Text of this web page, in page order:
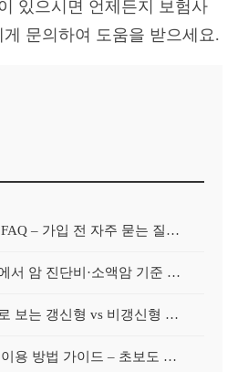
있으시면 언제든지 보험사
게 문의하여 도움을 받으세요.
암보험비교사이트 FAQ – 가입 전 자주 묻는 질문 정리
암보험비교사이트에서 암 진단비·소액암 기준 제대로 비교하기
암보험비교사이트로 보는 갱신형 vs 비갱신형 암보험 차이
암보험비교사이트 이용 방법 가이드 – 초보도 쉽게 비교하는 순서